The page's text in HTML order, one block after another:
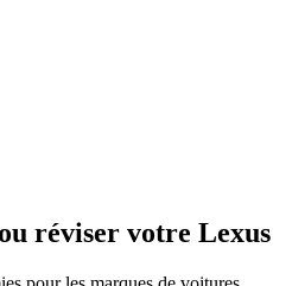
réviser votre Lexus